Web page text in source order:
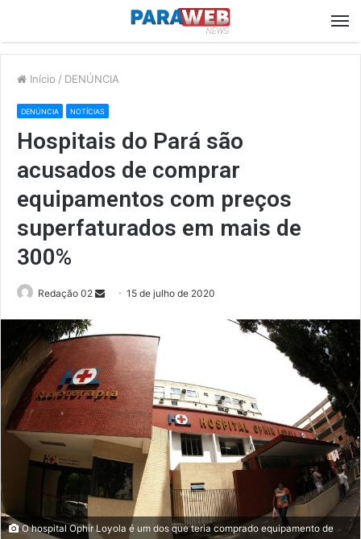
Início / DENÚNCIA
DENÚNCIA NOTÍCIAS
Hospitais do Pará são
acusados de comprar
equipamentos com preços
superfaturados em mais de
300%
Redação 02
Send
email
15 de julho de 2020
O hospital Ophir Loyola é um dos que teria comprado equipamento de